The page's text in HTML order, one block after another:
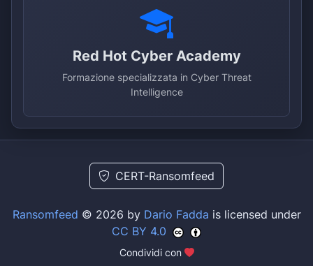
Red Hot Cyber Academy
Formazione specializzata in Cyber Threat
Intelligence
CERT-Ransomfeed
Ransomfeed © 2026 by Dario Fadda is licensed under
CC BY 4.0
Condividi con